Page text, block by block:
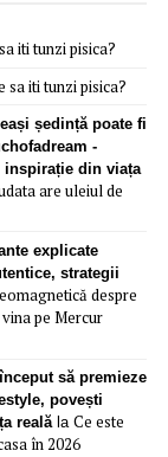
iti tunzi pisica?
sa iti tunzi pisica?
ședință poate fi
-
inspirație din viața
are uleiul de
explicate
strategii
despre
pe Mercur
să premieze
povești
realăla Ce este
în 2026